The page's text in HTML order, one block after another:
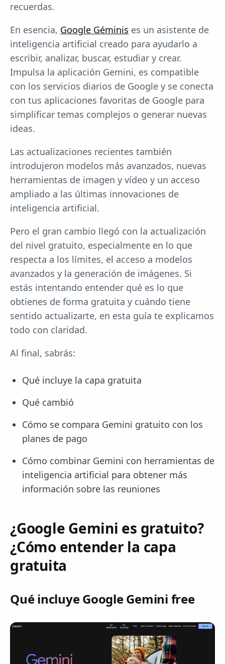
recuerdas.
En esencia, Google Géminis es un asistente de
inteligencia artificial creado para ayudarlo a
escribir, analizar, buscar, estudiar y crear.
Impulsa la aplicación Gemini, es compatible
con los servicios diarios de Google y se conecta
con tus aplicaciones favoritas de Google para
simplificar temas complejos o generar nuevas
ideas.
Las actualizaciones recientes también
introdujeron modelos más avanzados, nuevas
herramientas de imagen y vídeo y un acceso
ampliado a las últimas innovaciones de
inteligencia artificial.
Pero el gran cambio llegó con la actualización
del nivel gratuito, especialmente en lo que
respecta a los límites, el acceso a modelos
avanzados y la generación de imágenes. Si
estás intentando entender qué es lo que
obtienes de forma gratuita y cuándo tiene
sentido actualizarte, en esta guía te explicamos
todo con claridad.
Al final, sabrás:
Qué incluye la capa gratuita
Qué cambió
Cómo se compara Gemini gratuito con los
planes de pago
Cómo combinar Gemini con herramientas de
inteligencia artificial para obtener más
información sobre las reuniones
¿Google Gemini es gratuito?
¿Cómo entender la capa
gratuita
Qué incluye Google Gemini free